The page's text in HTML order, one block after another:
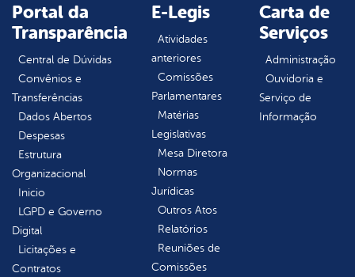
Portal da
Transparência
Central de Dúvidas
Convênios e
Transferências
Dados Abertos
Despesas
Estrutura
Organizacional
Inicio
LGPD e Governo
Digital
Licitações e
Contratos
E-Legis
Atividades
anteriores
Comissões
Parlamentares
Matérias
Legislativas
Mesa Diretora
Normas
Jurídicas
Outros Atos
Relatórios
Reuniões de
Comissões
Carta de
Serviços
Administração
Ouvidoria e
Serviço de
Informação